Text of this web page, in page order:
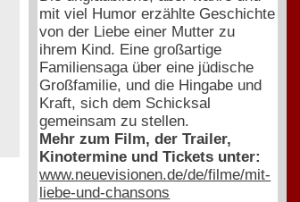
mit viel Humor erzählte Geschichte
von der Liebe einer Mutter zu
ihrem Kind. Eine großartige
Familiensaga über eine jüdische
Großfamilie, und die Hingabe und
Kraft, sich dem Schicksal
gemeinsam zu stellen.
Mehr zum Film, der Trailer,
Kinotermine und Tickets unter:
www.neuevisionen.de/de/filme/mit-
liebe-und-chansons